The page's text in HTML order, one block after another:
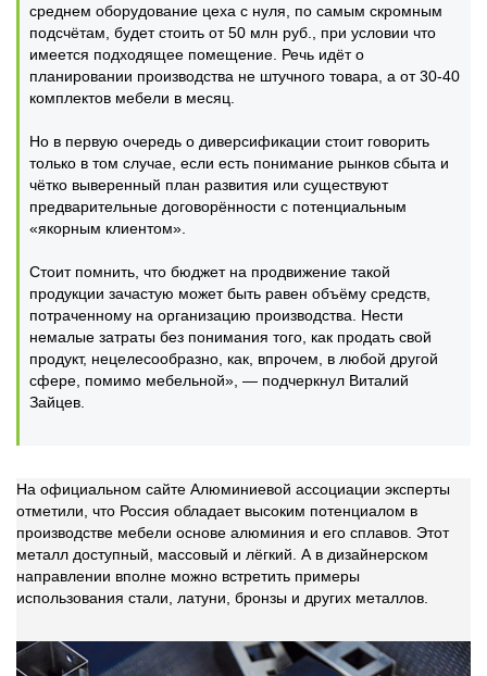
среднем оборудование цеха с нуля, по самым скромным
подсчётам, будет стоить от 50 млн руб., при условии что
имеется подходящее помещение. Речь идёт о
планировании производства не штучного товара, а от 30-40
комплектов мебели в месяц.
Но в первую очередь о диверсификации стоит говорить
только в том случае, если есть понимание рынков сбыта и
чётко выверенный план развития или существуют
предварительные договорённости с потенциальным
«якорным клиентом».
Стоит помнить, что бюджет на продвижение такой
продукции зачастую может быть равен объёму средств,
потраченному на организацию производства. Нести
немалые затраты без понимания того, как продать свой
продукт, нецелесообразно, как, впрочем, в любой другой
сфере, помимо мебельной», — подчеркнул Виталий
Зайцев.
На официальном сайте Алюминиевой ассоциации эксперты
отметили, что Россия обладает высоким потенциалом в
производстве мебели основе алюминия и его сплавов. Этот
металл доступный, массовый и лёгкий. А в дизайнерском
направлении вполне можно встретить примеры
использования стали, латуни, бронзы и других металлов.